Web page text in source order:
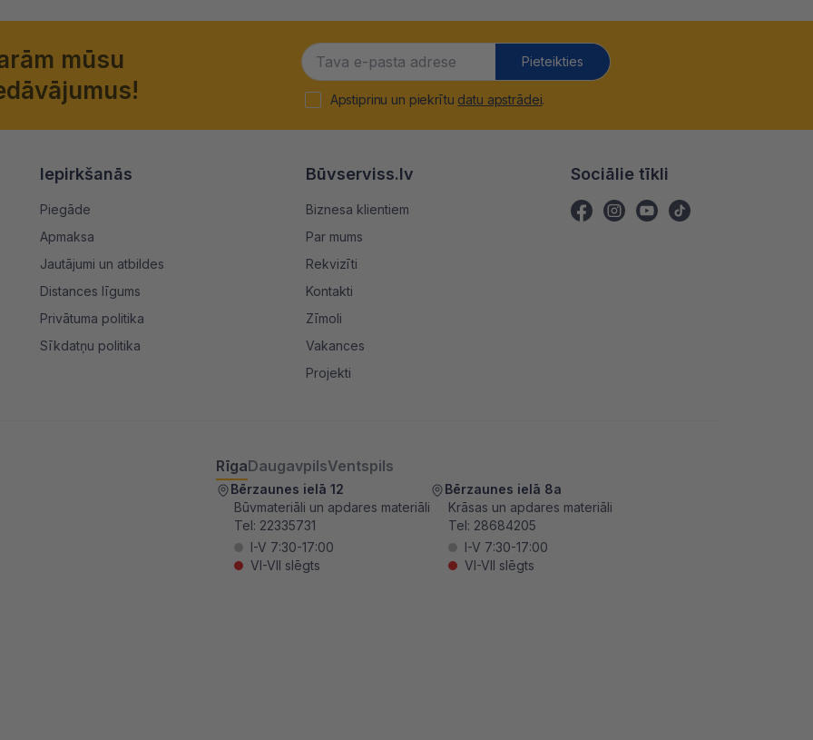
mūsu
Pieteikties
Apstiprinu un piekrītu datu apstrādei.
Iepirkšanās
Piegāde
Apmaksa
Jautājumi un atbildes
Distances līgums
Privātuma politika
Sīkdatņu politika
Būvserviss.lv
Biznesa klientiem
Par mums
Rekvizīti
Kontakti
Zīmoli
Vakances
Projekti
Sociālie tīkli
RīgaDaugavpilsVentspils
Bērzaunes ielā 12
Būvmateriāli un apdares materiāli
Tel: 22335731
I-V 7:30-17:00
VI-VII slēgts
Bērzaunes ielā 8a
Krāsas un apdares materiāli
Tel: 28684205
I-V 7:30-17:00
VI-VII slēgts